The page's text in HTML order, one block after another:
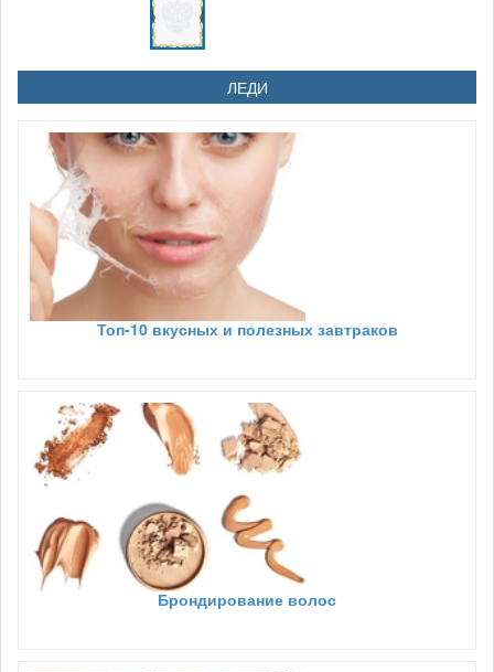
ЛЕДИ
Топ-10 вкусных и полезных завтраков
Брондирование волос